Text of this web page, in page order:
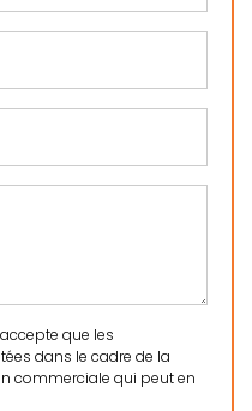
que les
dans le cadre de la
commerciale qui peut en